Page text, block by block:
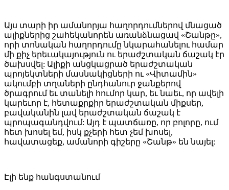
Այս տարի իր ամանորյա հաղորդումներով մնացած
ալիքներից շահեկանորեն առանձնացավ «Շանթը»,
որի տոնական հաղորդումը նկարահանելու համար
մի քիչ երեւակայություն ու երաժշտական ճաշակ էր
ծախսվել: Ալիքի անցկացրած երաժշտական
պրոյեկտների մասնակիցների ու «Վիտամին»
ակումբի տղաների ընդհանուր ջանքերով
ծրագրում եւ տանելի հումոր կար, եւ նաեւ, որ ավելի
կարեւոր է, հետաքրքիր երաժշտական միքսեր,
բավականին լավ երաժշտական ճաշակ է
պրոպագանդվում: Այդ է պատճառը, որ բոլորը, ում
հետ խոսել եմ, իսկ քչերի հետ չեմ խոսել,
հավատացեք, ամանորի գիշերը «Շանթ» են նայել:
Էլի ենք հանգստանում